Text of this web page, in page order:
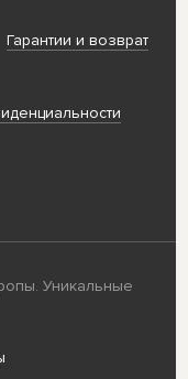
Гарантии и возврат
Уникальные